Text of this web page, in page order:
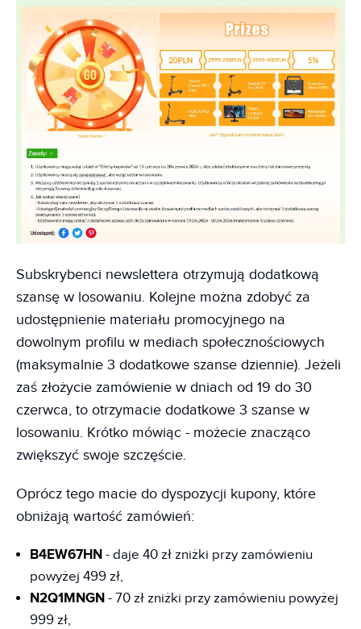
Subskrybenci newslettera otrzymują dodatkową
szansę w losowaniu. Kolejne można zdobyć za
udostępnienie materiału promocyjnego na
dowolnym profilu w mediach społecznościowych
(maksymalnie 3 dodatkowe szanse dziennie). Jeżeli
zaś złożycie zamówienie w dniach od 19 do 30
czerwca, to otrzymacie dodatkowe 3 szanse w
losowaniu. Krótko mówiąc - możecie znacząco
zwiększyć swoje szczęście.
Oprócz tego macie do dyspozycji kupony, które
obniżają wartość zamówień:
B4EW67HN - daje 40 zł zniżki przy zamówieniu
powyżej 499 zł,
N2Q1MNGN - 70 zł zniżki przy zamówieniu powyżej
999 zł,